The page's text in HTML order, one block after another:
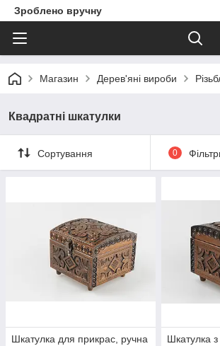
Зроблено вручну
Магазин Дерев'яні вироби
Квадратні шкатулки
Сортування 0
Шкатулка для прикрас, ручна
Шкатулка